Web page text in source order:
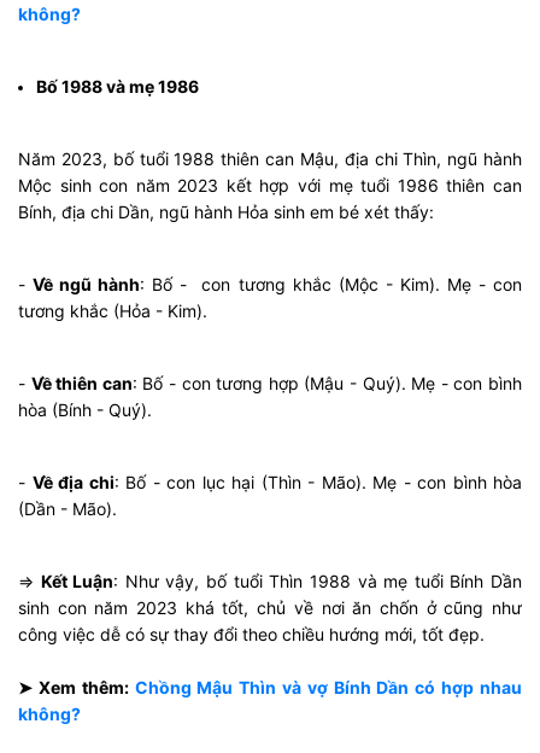
không?
Bố 1988 và mẹ 1986
Năm 2023, bố tuổi 1988 thiên can Mậu, địa chi Thìn, ngũ hành
Mộc sinh con năm 2023 kết hợp với mẹ tuổi 1986 thiên can
Bính, địa chi Dần, ngũ hành Hỏa sinh em bé xét thấy:
-Về ngũ hành: Bố - con tương khắc (Mộc - Kim). Mẹ - con
tương khắc (Hỏa - Kim).
- Về thiên can: Bố - con tương hợp (Mậu - Quý). Mẹ - con bình
hòa (Bính - Quý).
- Về địa chi: Bố - con lục hại (Thìn - Mão). Mẹ - con bình hòa
(Dần - Mão).
⇒ Kết Luận: Như vậy, bố tuổi Thìn 1988 và mẹ tuổi Bính Dần
sinh con năm 2023 khá tốt, chủ về nơi ăn chốn ở cũng như
công việc dễ có sự thay đổi theo chiều hướng mới, tốt đẹp.
➤ Xem thêm: Chồng Mậu Thìn và vợ Bính Dần có hợp nhau
không?